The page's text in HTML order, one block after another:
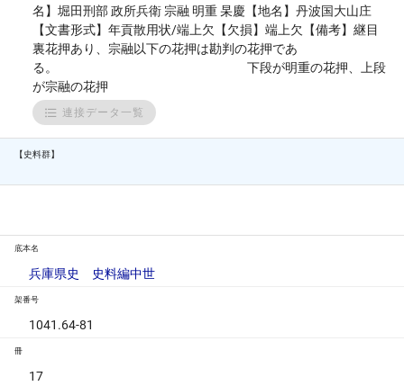
名】堀田刑部 政所兵衛 宗融 明重 杲慶【地名】丹波国大山庄
【文書形式】年貢散用状/端上欠【欠損】端上欠【備考】継目
裏花押あり、宗融以下の花押は勘判の花押であ
る。 下段が明重の花押、上段
が宗融の花押
連接データ一覧
【史料群】
底本名
兵庫県史 史料編中世
架番号
1041.64-81
冊
17